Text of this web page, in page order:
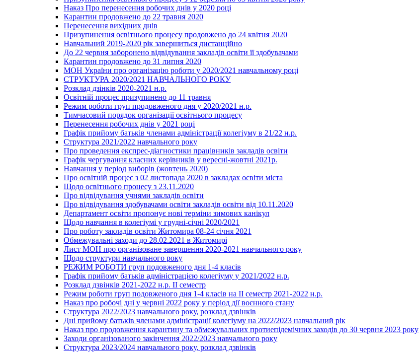
Наказ Про перенесення робочих днів у 2020 році
Карантин продовжено до 22 травня 2020
Перенесення вихідних днів
Призупинення освітнього процесу продовжено до 24 квітня 2020
Навчальний 2019-2020 рік завершиться дистанційно
До 22 червня заборонено відвідування закладів освіти її здобувачами
Карантин продовжено до 31 липня 2020
МОН України про організацію роботи у 2020/2021 навчальному році
СТРУКТУРА 2020/2021 НАВЧАЛЬНОГО РОКУ
Розклад дзінків 2020-2021 н.р.
Освітній процес призупинено до 11 травня
Режим роботи груп продовженого дня у 2020/2021 н.р.
Тимчасовий порядок організації освітнього процесу
Перенесення робочих днів у 2021 році
Графік прийому батьків членами адміністрації колегіуму в 21/22 н.р.
Структура 2021/2022 навчального року
Про проведення експрес-діагностики працівників закладів освіти
Графік чергування класних керівників у вересні-жовтні 2021р.
Навчання у період виборів (жовтень 2020)
Про освітній процес з 02 листопада 2020 в закладах освіти міста
Щодо освітнього процесу з 23.11.2020
Про відвідування учнями закладів освіти
Про відвідування здобувачами освіти закладів освіти від 10.11.2020
Департамент освіти пропонує нові терміни зимових канікул
Щодо навчання в колегіумі у грудні-січні 2020/2021
Про роботу закладів освіти Житомира 08-24 січня 2021
Обмежувальні заходи до 28.02.2021 в Житомирі
Лист МОН про організоване завершення 2020-2021 навчального року
Щодо структури навчального року
РЕЖИМ РОБОТИ груп подовженого дня 1-4 класів
Графік прийому батьків адміністрацією колегіуму у 2021/2022 н.р.
Розклад дзвінків 2021-2022 н.р. ІІ семестр
Режим роботи груп подовженого дня 1-4 класів на ІІ семестр 2021-2022 н.р.
Наказ про робочі дні у червні 2022 року у період дії воєнного стану
Структура 2022/2023 навчального року, розклад дзвінків
Дні прийому батьків членами адміністрації колегіуму на 2022/2023 навчальний рік
Наказ про продовження карантину та обмежувальних протиепідемічних заходів до 30 червня 2023 року
Заходи організованого закінчення 2022/2023 навчального року
Структура 2023/2024 навчального року, розклад дзвінків